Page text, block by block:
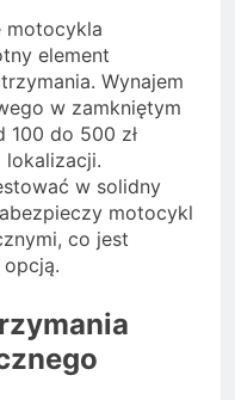
motocykla
element
Wynajem
w zamkniętym
do 500 zł
lokalizacji.
w solidny
motocykl
co jest